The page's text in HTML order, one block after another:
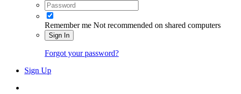
Remember me Not recommended on shared computers
Sign In
Forgot your password?
Sign Up